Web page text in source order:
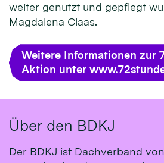
weiter genutzt und gepflegt
Magdalena Claas.
Weitere Informationen zur
Aktion unter
Über den BDKJ
Der BDKJ ist Dachverband